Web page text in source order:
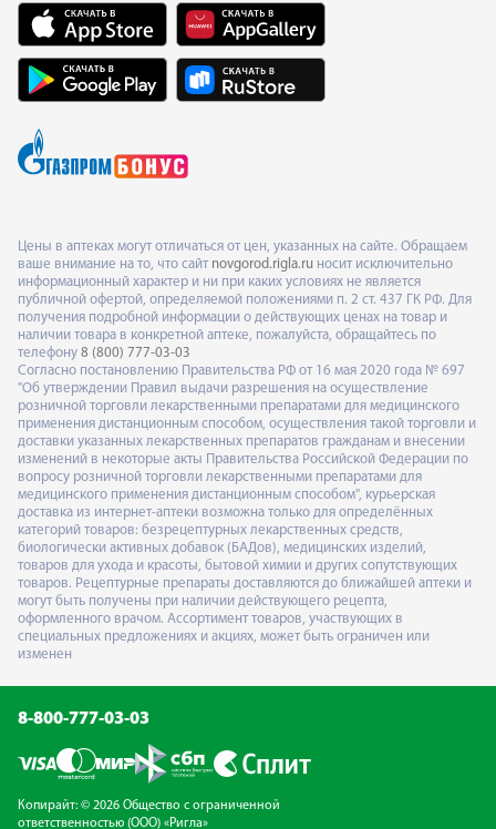
Цены в аптеках могут отличаться от цен, указанных на сайте. Обращаем
ваше внимание на то, что сайт novgorod.rigla.ru носит исключительно
информационный характер и ни при каких условиях не является
публичной офертой, определяемой положениями п. 2 ст. 437 ГК РФ. Для
получения подробной информации о действующих ценах на товар и
наличии товара в конкретной аптеке, пожалуйста, обращайтесь по
телефону 8 (800) 777-03-03
Согласно постановлению Правительства РФ от 16 мая 2020 года № 697
"Об утверждении Правил выдачи разрешения на осуществление
розничной торговли лекарственными препаратами для медицинского
применения дистанционным способом, осуществления такой торговли и
доставки указанных лекарственных препаратов гражданам и внесении
изменений в некоторые акты Правительства Российской Федерации по
вопросу розничной торговли лекарственными препаратами для
медицинского применения дистанционным способом", курьерская
доставка из интернет-аптеки возможна только для определённых
категорий товаров: безрецептурных лекарственных средств,
биологически активных добавок (БАДов), медицинских изделий,
товаров для ухода и красоты, бытовой химии и других сопутствующих
товаров. Рецептурные препараты доставляются до ближайшей аптеки и
могут быть получены при наличии действующего рецепта,
оформленного врачом. Ассортимент товаров, участвующих в
специальных предложениях и акциях, может быть ограничен или
изменен
8-800-777-03-03
Копирайт: © 2026 Общество с ограниченной
ответственностью (ООО) «Ригла»